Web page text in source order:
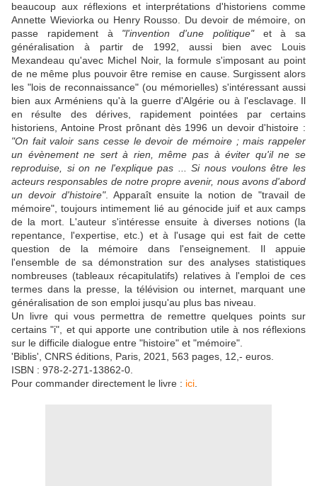
beaucoup aux réflexions et interprétations d'historiens comme
Annette Wieviorka ou Henry Rousso. Du devoir de mémoire, on
passe rapidement à "l'invention d'une politique"et à sa
généralisation à partir de 1992, aussi bien avec Louis
Mexandeau qu'avec Michel Noir, la formule s'imposant au point
de ne même plus pouvoir être remise en cause. Surgissent alors
les "lois de reconnaissance" (ou mémorielles) s'intéressant aussi
bien aux Arméniens qu'à la guerre d'Algérie ou à l'esclavage. Il
en résulte des dérives, rapidement pointées par certains
historiens, Antoine Prost prônant dès 1996 un devoir d'histoire :
"On fait valoir sans cesse le devoir de mémoire ; mais rappeler
un évènement ne sert à rien, même pas à éviter qu'il ne se
reproduise, si on ne l'explique pas ... Si nous voulons être les
acteurs responsables de notre propre avenir, nous avons d'abord
un devoir d'histoire". Apparaît ensuite la notion de "travail de
mémoire", toujours intimement lié au génocide juif et aux camps
de la mort. L'auteur s'intéresse ensuite à diverses notions (la
repentance, l'expertise, etc.) et à l'usage qui est fait de cette
question de la mémoire dans l'enseignement. Il appuie
l'ensemble de sa démonstration sur des analyses statistiques
nombreuses (tableaux récapitulatifs) relatives à l'emploi de ces
termes dans la presse, la télévision ou internet, marquant une
généralisation de son emploi jusqu'au plus bas niveau.
Un livre qui vous permettra de remettre quelques points sur
certains "i", et qui apporte une contribution utile à nos réflexions
sur le difficile dialogue entre "histoire" et "mémoire".
'Biblis', CNRS éditions, Paris, 2021, 563 pages, 12,- euros.
ISBN : 978-2-271-13862-0.
Pour commander directement le livre : ici